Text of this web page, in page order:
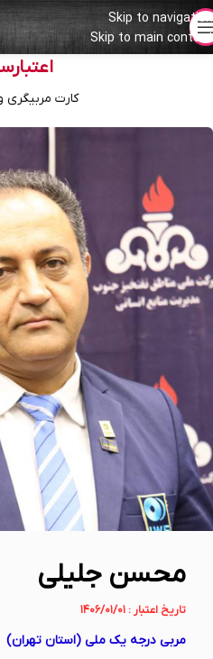
Skip to navigation
Skip to main contentفدراسیون وزنه برداری
کارت مربیگری
محسن جلیلی
تاریخ اعتبار : ۱۴۰۶/۰۱/۰۱
مربی درجه یک ملی (استان تهران)